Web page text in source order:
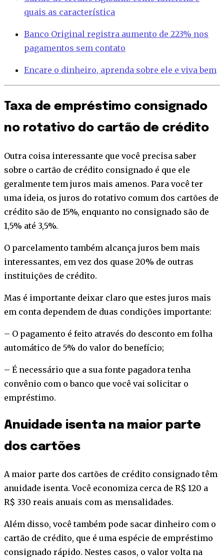
quais as característica
Banco Original registra aumento de 223% nos
pagamentos sem contato
Encare o dinheiro, aprenda sobre ele e viva bem
Taxa de empréstimo consignado
no rotativo do cartão de crédito
Outra coisa interessante que você precisa saber
sobre o cartão de crédito consignado é que ele
geralmente tem juros mais amenos. Para você ter
uma ideia, os juros do rotativo comum dos cartões de
crédito são de 15%, enquanto no consignado são de
1,5% até 3,5%.
O parcelamento também alcança juros bem mais
interessantes, em vez dos quase 20% de outras
instituições de crédito.
Mas é importante deixar claro que estes juros mais
em conta dependem de duas condições importante:
– O pagamento é feito através do desconto em folha
automático de 5% do valor do benefício;
– É necessário que a sua fonte pagadora tenha
convênio com o banco que você vai solicitar o
empréstimo.
Anuidade isenta na maior parte
dos cartões
A maior parte dos cartões de crédito consignado têm
anuidade isenta. Você economiza cerca de R$ 120 a
R$ 330 reais anuais com as mensalidades.
Além disso, você também pode sacar dinheiro com o
cartão de crédito, que é uma espécie de empréstimo
consignado rápido. Nestes casos, o valor volta na